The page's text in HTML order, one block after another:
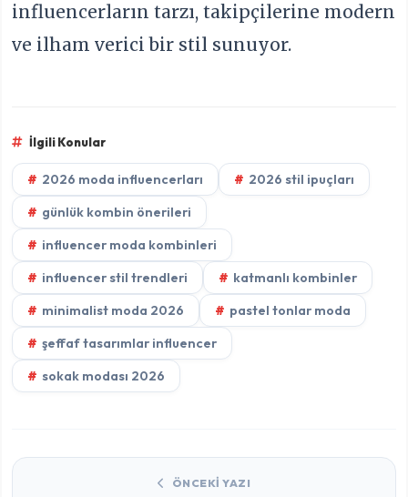
influencerların tarzı, takipçilerine modern
ve ilham verici bir stil sunuyor.
İlgili Konular
2026 moda influencerları
2026 stil ipuçları
günlük kombin önerileri
influencer moda kombinleri
influencer stil trendleri
katmanlı kombinler
minimalist moda 2026
pastel tonlar moda
şeffaf tasarımlar influencer
sokak modası 2026
ÖNCEKI YAZI